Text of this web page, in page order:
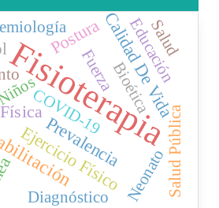
Fisioterapia
Ejercicio Físico
Calidad De Vida
Prevalencia
Postura
COVID-19Bioética
Salud Pública
FuerzaEducación
Neonato
Salud
Diagnóstico